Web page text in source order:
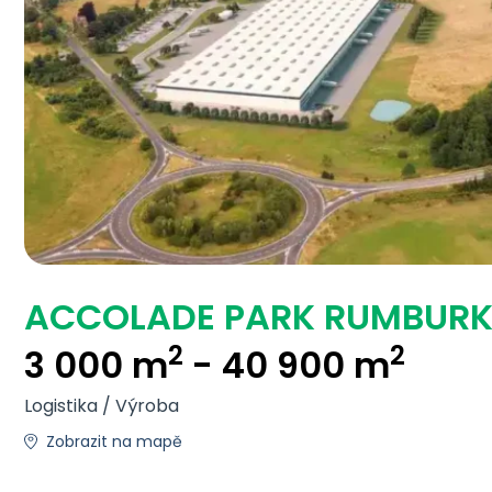
ACCOLADE PARK RUMBURK
3 000 m2 - 40 900 m2
Logistika / Výroba
Zobrazit na mapě